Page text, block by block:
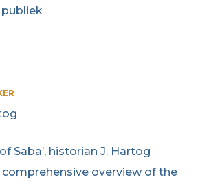
Saba’, historian J. Hartog
overview of the